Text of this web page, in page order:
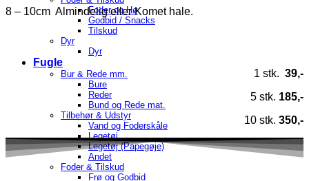
Foder og Hø
Godbid / Snacks
Tilskud
Dyr
Dyr
Fugle
Bur & Rede mm.
Bure
Reder
Bund og Rede mat.
Tilbehør & Udstyr
Vand og Foderskåle
Legetøj
Legetøj (Papegøje)
Andet
Foder & Tilskud
Frø og Godbid
8 – 10cm Almindelig eller Komet hale.
1 stk. 39,-
5 stk. 185,-
10 stk. 350,-